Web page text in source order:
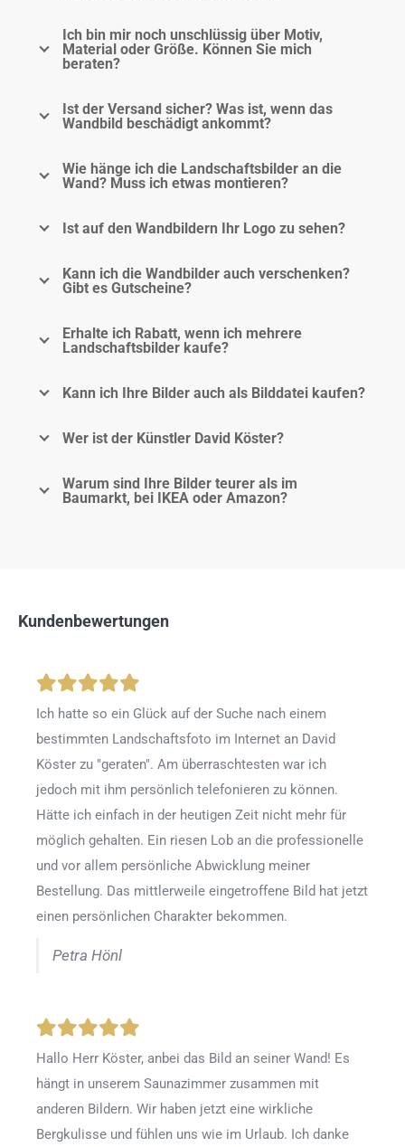
Ich bin mir noch unschlüssig über Motiv,
Material oder Größe. Können Sie mich
beraten?
Ist der Versand sicher? Was ist, wenn das
Wandbild beschädigt ankommt?
Wie hänge ich die Landschaftsbilder an die
Wand? Muss ich etwas montieren?
Ist auf den Wandbildern Ihr Logo zu sehen?
Kann ich die Wandbilder auch verschenken?
Gibt es Gutscheine?
Erhalte ich Rabatt, wenn ich mehrere
Landschaftsbilder kaufe?
Kann ich Ihre Bilder auch als Bilddatei kaufen?
Wer ist der Künstler David Köster?
Warum sind Ihre Bilder teurer als im
Baumarkt, bei IKEA oder Amazon?
Kundenbewertungen
Ich hatte so ein Glück auf der Suche nach einem
bestimmten Landschaftsfoto im Internet an David
Köster zu "geraten". Am überraschtesten war ich
jedoch mit ihm persönlich telefonieren zu können.
Hätte ich einfach in der heutigen Zeit nicht mehr für
möglich gehalten. Ein riesen Lob an die professionelle
und vor allem persönliche Abwicklung meiner
Bestellung. Das mittlerweile eingetroffene Bild hat jetzt
einen persönlichen Charakter bekommen.
Petra Hönl
Hallo Herr Köster, anbei das Bild an seiner Wand! Es
hängt in unserem Saunazimmer zusammen mit
anderen Bildern. Wir haben jetzt eine wirkliche
Bergkulisse und fühlen uns wie im Urlaub. Ich danke